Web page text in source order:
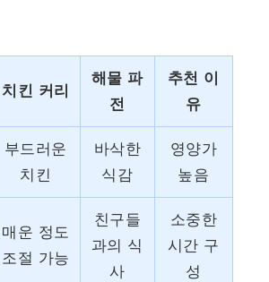
치킨 커리
해물 파
전
추천 이
유
부드러운
치킨
바삭한
식감
영양가
높음
매운 정도
조절 가능
친구들
과의 식
사
소중한
시간 구
성